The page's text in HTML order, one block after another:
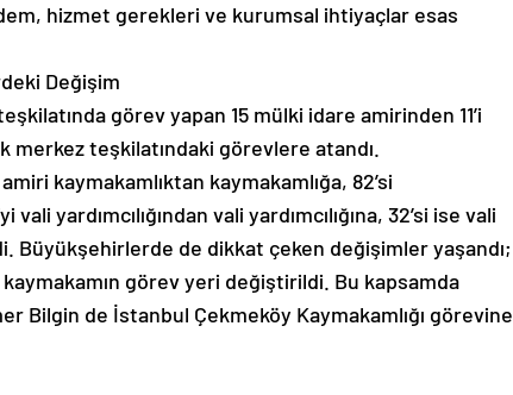
hizmet gerekleri ve kurumsal ihtiyaçlar esas
Değişim
görev yapan 15 mülki idare amirinden 11’i
merkez teşkilatındaki görevlere atandı.
kaymakamlıktan kaymakamlığa, 82’si
vali yardımcılığından vali yardımcılığına, 32’si ise vali
Büyükşehirlerde de dikkat çeken değişimler yaşandı;
kaymakamın görev yeri değiştirildi. Bu kapsamda
Bilgin de İstanbul Çekmeköy Kaymakamlığı görevine